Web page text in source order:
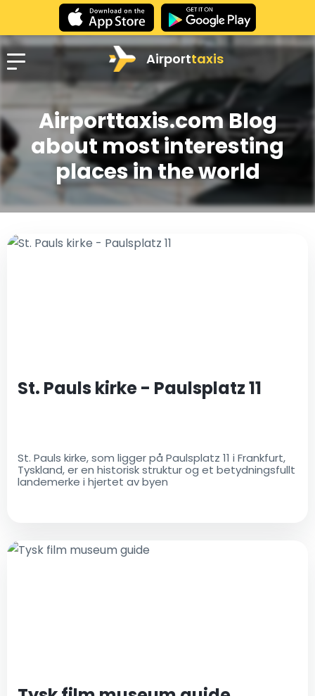
Airporttaxis
Airporttaxis.com Blog
about most interesting
places in the world
St. Pauls kirke - Paulsplatz 11
St. Pauls kirke, som ligger på Paulsplatz 11 i Frankfurt,
Tyskland, er en historisk struktur og et betydningsfullt
landemerke i hjertet av byen